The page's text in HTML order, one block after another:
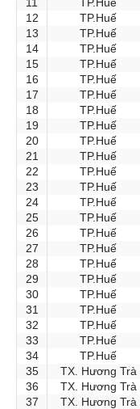
12
TP.Huế
13
TP.Huế
14
TP.Huế
15
TP.Huế
16
TP.Huế
17
TP.Huế
18
TP.Huế
19
TP.Huế
20
TP.Huế
21
TP.Huế
22
TP.Huế
23
TP.Huế
24
TP.Huế
25
TP.Huế
26
TP.Huế
27
TP.Huế
28
TP.Huế
29
TP.Huế
30
TP.Huế
31
TP.Huế
32
TP.Huế
33
TP.Huế
34
TP.Huế
35
TX. Hương Trà
36
TX. Hương Trà
37
TX. Hương Trà